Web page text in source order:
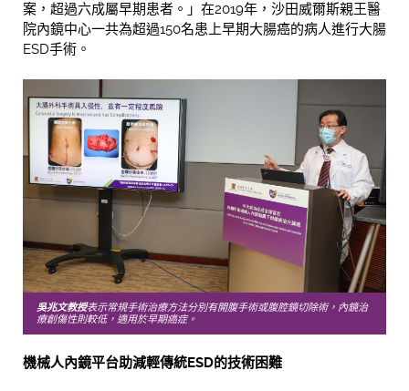
案，超過六成屬早期患者。」在2019年，沙田威爾斯親王醫
院內鏡中心一共為超過150名患上早期大腸癌的病人進行大腸
ESD手術。
吳兆文教授表示常規手術治療方法分別有開腹手術或腹腔鏡切除術，內鏡治
療創傷性則較低，適用於早期癌症。
機械人內鏡平台助減輕傳統ESD的技術困難